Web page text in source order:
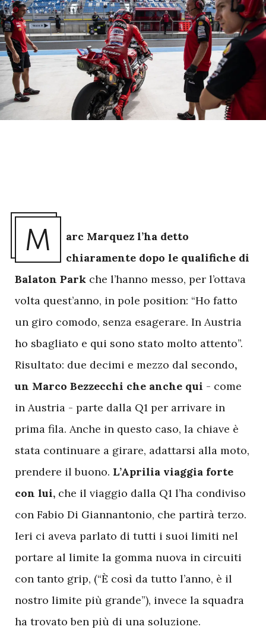
M
arc Marquez l’ha detto
chiaramente dopo le qualifiche di
Balaton Park che l’hanno messo, per l’ottava
volta quest’anno, in pole position: “Ho fatto
un giro comodo, senza esagerare. In Austria
ho sbagliato e qui sono stato molto attento”.
Risultato: due decimi e mezzo dal secondo,
un Marco Bezzecchi che anche qui - come
in Austria - parte dalla Q1 per arrivare in
prima fila. Anche in questo caso, la chiave è
stata continuare a girare, adattarsi alla moto,
prendere il buono. L’Aprilia viaggia forte
con lui, che il viaggio dalla Q1 l’ha condiviso
con Fabio Di Giannantonio, che partirà terzo.
Ieri ci aveva parlato di tutti i suoi limiti nel
portare al limite la gomma nuova in circuiti
con tanto grip, (“È così da tutto l’anno, è il
nostro limite più grande”), invece la squadra
ha trovato ben più di una soluzione.